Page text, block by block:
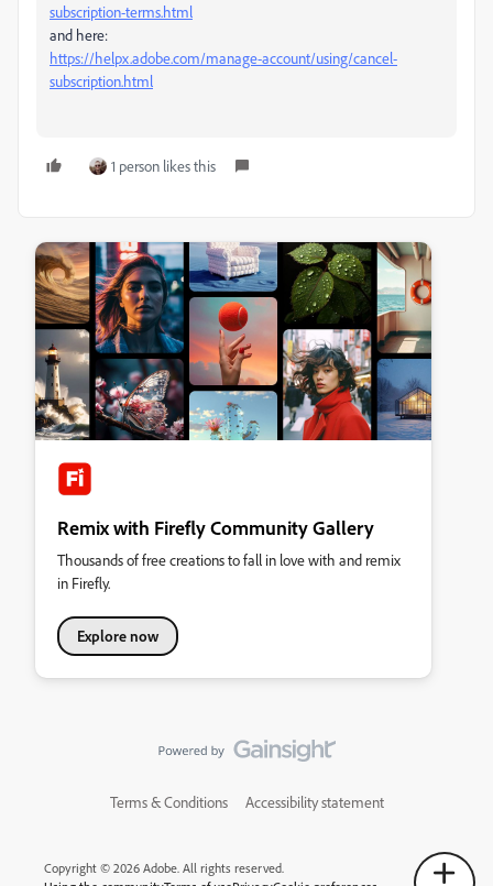
subscription-terms.html
and here:
https://helpx.adobe.com/manage-account/using/cancel-
subscription.html
1 person likes this
Remix with Firefly Community Gallery
Thousands of free creations to fall in love with and remix
in Firefly.
Explore now
Terms & Conditions Accessibility statement
Copyright © 2026 Adobe. All rights reserved.